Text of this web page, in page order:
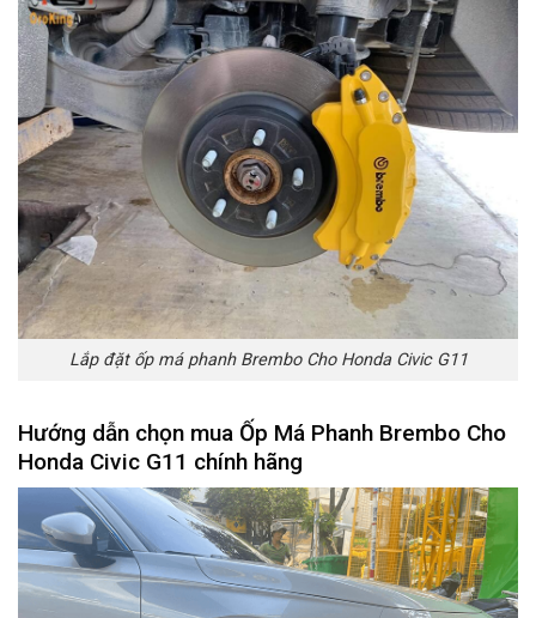
Lắp đặt ốp má phanh Brembo Cho Honda Civic G11
Hướng dẫn chọn mua Ốp Má Phanh Brembo Cho
Honda Civic G11 chính hãng